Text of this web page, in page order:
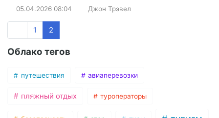
05.04.2026 08:04 Джон Трэвел
1 2
Облако тегов
путешествия авиаперевозки
пляжный отдых туроператоры